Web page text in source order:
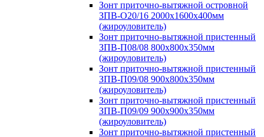
Зонт приточно-вытяжной островной
ЗПВ-О20/16 2000х1600х400мм
(жироуловитель)
Зонт приточно-вытяжной пристенный
ЗПВ-П08/08 800х800х350мм
(жироуловитель)
Зонт приточно-вытяжной пристенный
ЗПВ-П09/08 900х800х350мм
(жироуловитель)
Зонт приточно-вытяжной пристенный
ЗПВ-П09/09 900х900х350мм
(жироуловитель)
Зонт приточно-вытяжной пристенный